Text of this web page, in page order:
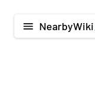
menu NearbyWiki